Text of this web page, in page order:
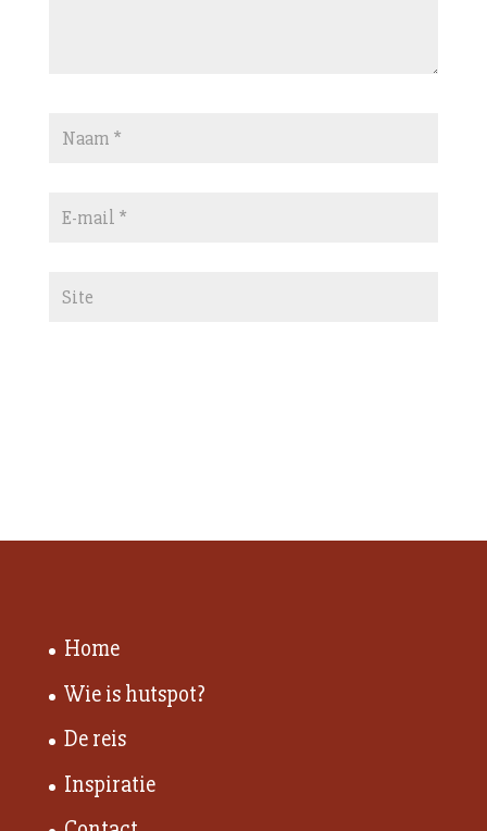
Home
Wie is hutspot?
De reis
Inspiratie